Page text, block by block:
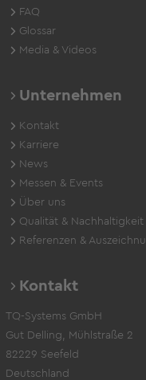
FAQ
Glossar
Media & Videos
Unternehmen
Kontakt
Karriere
News
Messen & Events
Über uns
Qualität & Nachhaltigkeit
Referenzen &
Kontakt
TQ-Systems GmbH
Gut Delling, Mühlstraße 2
82229 Seefeld
Deutschland